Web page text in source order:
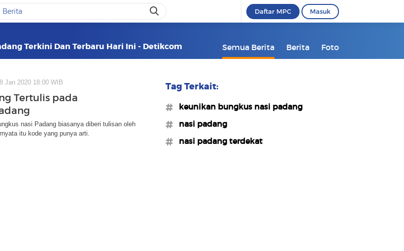
Daftar MPC Masuk
Terkini Dan Terbaru Hari Ini - Detikcom Semua Berita Berita Foto
Jan 2020 18:00 WIB
Tertulis pada
nasi Padang biasanya diberi tulisan oleh
itu kode yang punya arti.
Tag Terkait:
#keunikan bungkus nasi padang
#nasi padang
#nasi padang terdekat